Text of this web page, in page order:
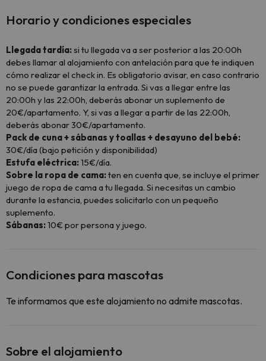
Horario y condiciones especiales
Llegada tardía:si tu llegada va a ser posterior a las 20:00h
debes llamar al alojamiento con antelación para que te indiquen
cómo realizar el check in. Es obligatorio avisar, en caso contrario
no se puede garantizar la entrada. Si vas a llegar entre las
20:00h y las 22:00h, deberás abonar un suplemento de
20€/apartamento. Y, si vas a llegar a partir de las 22:00h,
deberás abonar 30€/apartamento.
Pack de cuna + sábanas y toallas + desayuno del bebé:
30€/día (bajo petición y disponibilidad)
Estufa eléctrica:15€/día.
Sobre la ropa de cama:ten en cuenta que, se incluye el primer
juego de ropa de cama a tu llegada. Si necesitas un cambio
durante la estancia, puedes solicitarlo con un pequeño
suplemento.
Sábanas:10€ por persona y juego.
Condiciones para mascotas
Te informamos que este alojamiento no admite mascotas.
Sobre el alojamiento